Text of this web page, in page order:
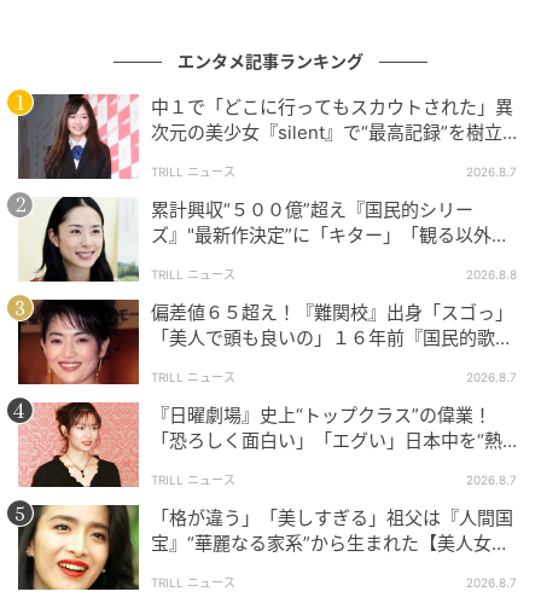
の空気を変えます。そのため、綾香が何気なく立って
いるだけでも、渉にとっては脅威に見えます。役への
評価も高く、最終回後には、“新境地”として評価する
声も広がりました。
ドラマ『離婚しない男―サレ夫と悪嫁の騙し愛―』
は、過激な題材で注目を集めた作品でありながら、実
際には父親が娘を守ろうとする執念と家庭を壊す側の
残酷さを丁寧に描いたドラマでした。配信2日で180万
再生という史上最速の数字は、結末を見届けたくなる
構成があったからこそ生まれたのだと思います。
そして、篠田麻里子さんが演じた綾香の存在が、物語
の面白さを大きく引き上げました。まさに本作は、“史
上初の快挙を成し遂げたドラマ”と呼ぶにふさわしい一
作です。
エンタメ記事ランキング
中１で「どこに行ってもスカウトされた」異
次元の美少女『silent』で“最高記録”を樹立し
TRILL ニュース 2026.8.7
累計興収“５００億”超え『国民的シリー
ズ』"最新作決定”に「キター」「観る以外の
TRILL ニュース 2026.8.8
偏差値６５超え！『難関校』出身「スゴっ」
「美人で頭も良いの」１６年前『国民的歌
TRILL ニュース 2026.8.7
『日曜劇場』史上“トップクラス”の偉業！
「恐ろしく面白い」「エグい」日本中を“熱
TRILL ニュース 2026.8.7
「格が違う」「美しすぎる」祖父は『人間国
宝』“華麗なる家系”から生まれた【美人女
TRILL ニュース 2026.8.7